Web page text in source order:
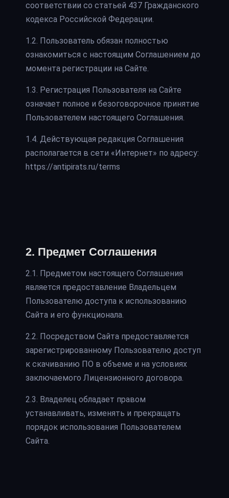
соответствии со статьей 437 Гражданского
кодекса Российской Федерации.
1.2. Пользователь обязан полностью
ознакомиться с настоящим Соглашением до
момента регистрации на Сайте.
1.3. Регистрация Пользователя на Сайте
означает полное и безоговорочное принятие
Пользователем настоящего Соглашения.
1.4. Действующая редакция Соглашения
располагается в сети «Интернет» по адресу:
https://antipirats.ru/terms
2. Предмет Соглашения
2.1. Предметом настоящего Соглашения
является предоставление Владельцем
Пользователю доступа к использованию
Сайта и его функционала.
2.2. Посредством Сайта предоставляется
зарегистрированному Пользователю доступ
к скачиванию ПО в объеме и на условиях
заключаемого Лицензионного договора.
2.3. Владелец обладает правом
устанавливать, изменять и прекращать
порядок использования Пользователем
Сайта.